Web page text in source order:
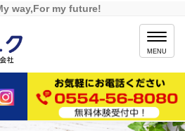
way,For my future!
MENU